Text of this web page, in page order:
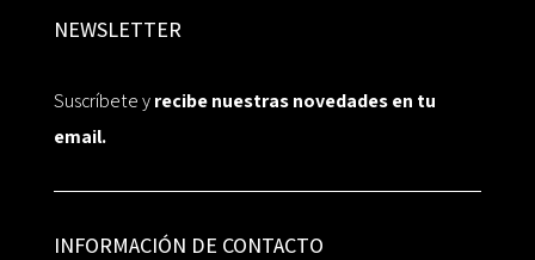
NEWSLETTER
Suscríbete yrecibe nuestras novedades en tu
email.
INFORMACIÓN DE CONTACTO